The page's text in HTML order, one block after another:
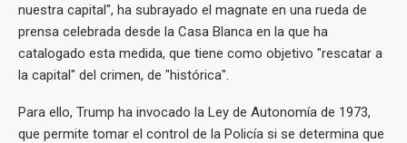
nuestra capital", ha subrayado el magnate en una rueda de
prensa celebrada desde la Casa Blanca en la que ha
catalogado esta medida, que tiene como objetivo "rescatar a
la capital" del crimen, de "histórica".
Para ello, Trump ha invocado la Ley de Autonomía de 1973,
que permite tomar el control de la Policía si se determina que